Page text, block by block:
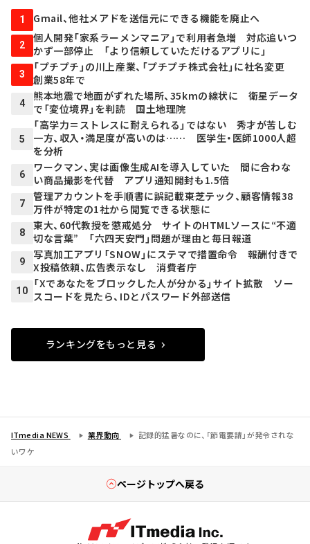
1 Gmail、他社メアドを送信元にできる機能を廃止へ
2
個人開発「家系ラーメンマニア」で利用者急増 対応追いつ
かず一部停止 「より信頼していただけるアプリに」
3
「プチプチ」の川上産業、「プチプチ株式会社」に社名変更
創業58年で
4
熊本地震で地面がずれた場所、35kmの線状に 衛星データ
で「変位境界」を判読 国土地理院
5
「高学力＝ストレスに耐えられる」ではない 秀才が苦しむ
一方、収入・満足度が高いのは…… 医学生・医師1000人超
を分析
6
ワークマン、実は画像生成AIを導入していた 間に合わな
い商品撮影を代替 アプリ通知開封も1.5倍
7
管理アカウントを手順書に誤記載――東芝テック、顧客情報38
万件が特定の1社から閲覧できる状態に
8
東大、60代教授を懲戒処分 サイトのHTMLソースに“不適
切な言葉” 「六四天安門」問題が理由と毎日報道
9
写真加工アプリ「SNOW」にステマで措置命令 報酬付きで
X投稿依頼、広告表示なし 消費者庁
10
「Xであなたをブロックした人が分かる」サイト拡散 ソー
スコードを見たら、IDとパスワード外部送信
ランキングをもっと見る
ITmedia NEWS 業界動向
記録的猛暑なのに、「節電要請」が発令されな
いワケ
ページトップへ戻る